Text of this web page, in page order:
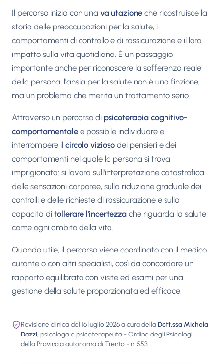
Il percorso inizia con una valutazione che ricostruisce la
storia delle preoccupazioni per la salute, i
comportamenti di controllo e di rassicurazione e il loro
impatto sulla vita quotidiana. È un passaggio
importante anche per riconoscere la sofferenza reale
della persona: l'ansia per la salute non è una finzione,
ma un problema che merita un trattamento serio.
Attraverso un percorso di psicoterapia cognitivo-
comportamentale è possibile individuare e
interrompere il circolo vizioso dei pensieri e dei
comportamenti nel quale la persona si trova
imprigionata: si lavora sull'interpretazione catastrofica
delle sensazioni corporee, sulla riduzione graduale dei
controlli e delle richieste di rassicurazione e sulla
capacità di tollerare l'incertezza che riguarda la salute,
come ogni ambito della vita.
Quando utile, il percorso viene coordinato con il medico
curante o con altri specialisti, così da concordare un
rapporto equilibrato con visite ed esami per una
gestione della salute proporzionata ed efficace.
Revisione clinica del 16 luglio 2026 a cura dellaDott.ssa Michela
Dazzi, psicologa e psicoterapeuta - Ordine degli Psicologi
della Provincia autonoma di Trento - n. 553.